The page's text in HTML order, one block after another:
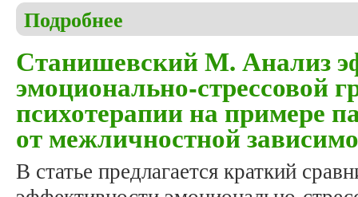
Подробнее
Станишевский М. Анализ
эмоционально-стрессовой
психотерапии на примере
от межличностной
В статье предлагается краткий